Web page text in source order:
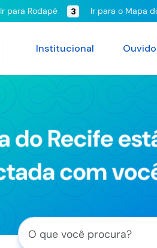
Ir para Rodapé 3 Ir para o Mapa
Institucional